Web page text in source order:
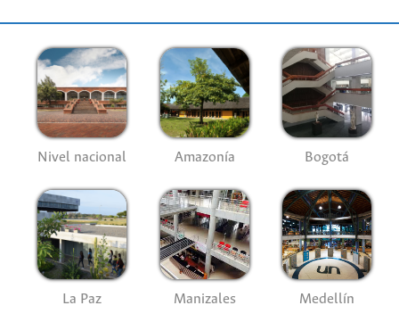
Nivel nacional Amazonía Bogotá
La Paz Manizales Medellín